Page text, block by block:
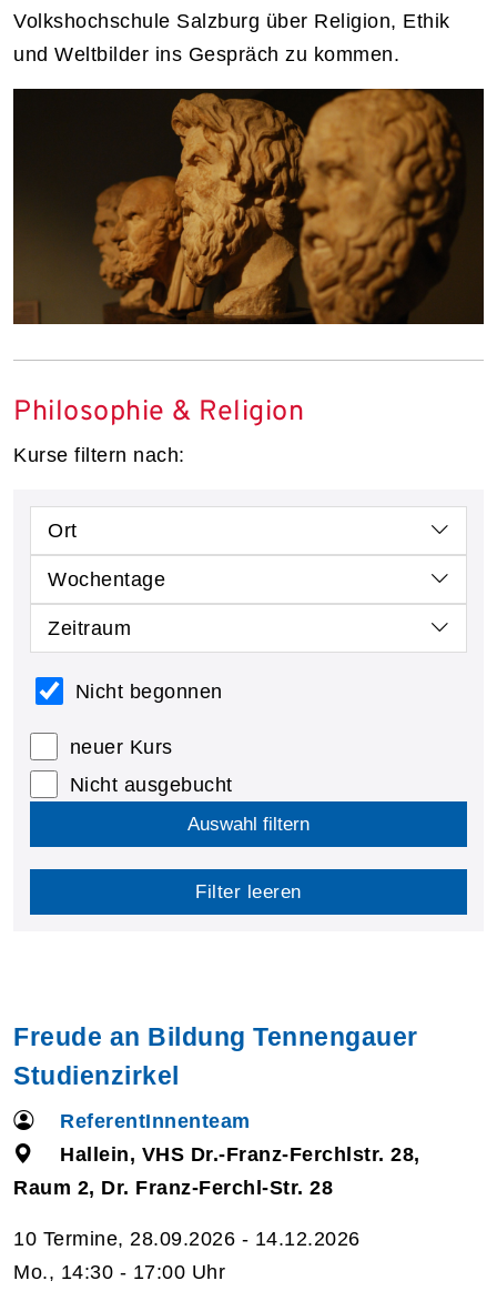
Volkshochschule Salzburg über Religion, Ethik
und Weltbilder ins Gespräch zu kommen.
Philosophie & Religion
Kurse filtern nach:
Ort
Wochentage
Zeitraum
Nicht begonnen
neuer Kurs
Nicht ausgebucht
Auswahl filtern
Filter leeren
Freude an Bildung Tennengauer
Studienzirkel
ReferentInnenteam
Hallein, VHS Dr.-Franz-Ferchlstr. 28,
Raum 2, Dr. Franz-Ferchl-Str. 28
10 Termine, 28.09.2026 - 14.12.2026
Mo., 14:30 - 17:00 Uhr